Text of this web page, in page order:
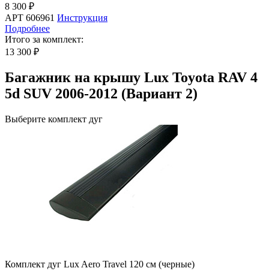
8 300 ₽
АРТ 606961 Инструкция
Подробнее
Итого за комплект:
13 300 ₽
Багажник на крышу Lux Toyota RAV 4
5d SUV 2006-2012 (Вариант 2)
Выберите комплект дуг
Комплект дуг Lux Aero Travel 120 см (черные)